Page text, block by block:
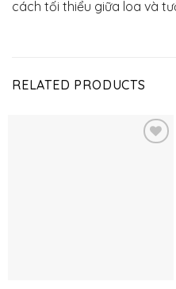
cách tối thiểu giữa loa và
RELATED PRODUCTS